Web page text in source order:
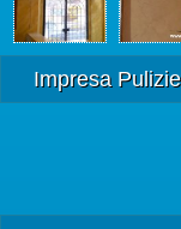
Impresa